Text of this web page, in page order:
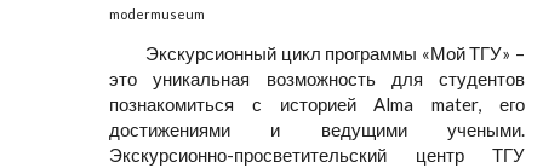
modermuseum
Экскурсионный цикл программы «Мой ТГУ» –
это уникальная возможность для студентов
познакомиться с историей Alma mater, его
достижениями и ведущими учеными.
Экскурсионно-просветительский центр ТГУ